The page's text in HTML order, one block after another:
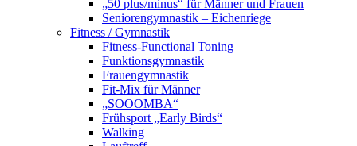
„50 plus/minus“ für Männer und Frauen
Seniorengymnastik – Eichenriege
Fitness / Gymnastik
Fitness-Functional Toning
Funktionsgymnastik
Frauengymnastik
Fit-Mix für Männer
„SOOOMBA“
Frühsport „Early Birds“
Walking